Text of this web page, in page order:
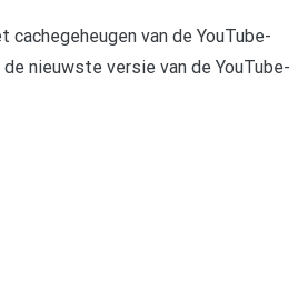
van de YouTube-
nieuwste versie van de YouTube-